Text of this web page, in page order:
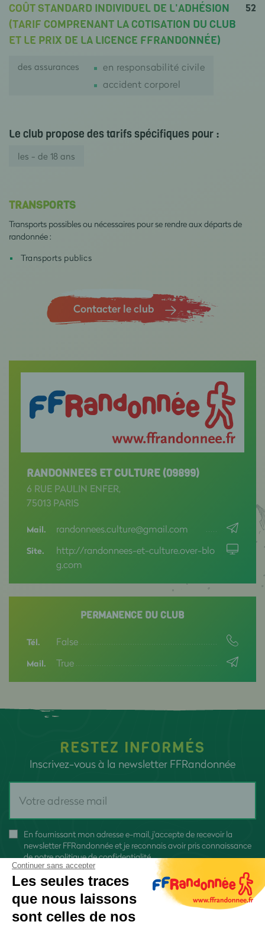
COÛT STANDARD INDIVIDUEL DE L'ADHÉSION
(TARIF COMPRENANT LA COTISATION DU CLUB
ET LE PRIX DE LA LICENCE FFRANDONNÉE)
52
des assurances
en responsabilité civile
accident corporel
Le club propose des tarifs spécifiques pour :
les - de 18 ans
TRANSPORTS
Transports possibles ou nécessaires pour se rendre aux départs de
randonnée :
Transports publics
Contacter le club
RANDONNEES ET CULTURE (09899)
6 RUE PAULIN ENFER,
75013 PARIS
Mail. randonnees.culture@gmail.com
Site.
http://randonnees-et-culture.over-blo
g.com
PERMANENCE DU CLUB
Tél. False
Mail. True
RESTEZ INFORMÉS
Inscrivez-vous à la newsletter FFRandonnée
En fournissant mon adresse e-mail, j'accepte de recevoir la
newsletter FFRandonnée et je reconnais avoir pris connaissance
denotre politique de confidentialité
Continuer sans accepter
Les seules traces
que nous laissons
sont celles de nos